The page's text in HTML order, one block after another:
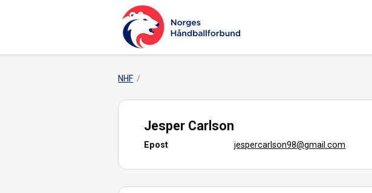
NHF
Jesper Carlson
Epost jespercarlson98@gmail.com